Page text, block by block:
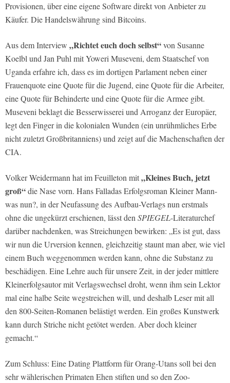
Provisionen, über eine eigene Software direkt von Anbieter zu
Käufer. Die Handelswährung sind Bitcoins.
Aus dem Interview „Richtet euch doch selbst“von Susanne
Koelbl und Jan Puhl mit Yoweri Museveni, dem Staatschef von
Uganda erfahre ich, dass es im dortigen Parlament neben einer
Frauenquote eine Quote für die Jugend, eine Quote für die Arbeiter,
eine Quote für Behinderte und eine Quote für die Armee gibt.
Museveni beklagt die Besserwisserei und Arroganz der Europäer,
legt den Finger in die kolonialen Wunden (ein unrühmliches Erbe
nicht zuletzt Großbritanniens) und zeigt auf die Machenschaften der
CIA.
Volker Weidermann hat im Feuilleton mit„Kleines Buch, jetzt
groß“die Nase vorn. Hans Falladas Erfolgsroman Kleiner Mann-
was nun?, in der Neufassung des Aufbau-Verlags nun erstmals
ohne die ungekürzt erschienen, lässt denSPIEGEL-Literaturchef
darüber nachdenken, was Streichungen bewirken: „Es ist gut, dass
wir nun die Urversion kennen, gleichzeitig staunt man aber, wie viel
einem Buch weggenommen werden kann, ohne die Substanz zu
beschädigen. Eine Lehre auch für unsere Zeit, in der jeder mittlere
Kleinerfolgsautor mit Verlagswechsel droht, wenn ihm sein Lektor
mal eine halbe Seite wegstreichen will, und deshalb Leser mit all
den 800-Seiten-Romanen belästigt werden. Ein großes Kunstwerk
kann durch Striche nicht getötet werden. Aber doch kleiner
gemacht.“
Zum Schluss: Eine Dating Plattform für Orang-Utans soll bei den
sehr wählerischen Primaten Ehen stiften und so den Zoo-